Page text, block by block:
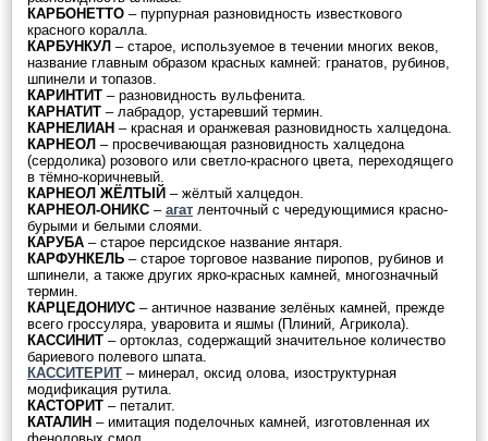
КАРБОНЕТТО – пурпурная разновидность известкового
красного коралла.
КАРБУНКУЛ – старое, используемое в течении многих веков,
название главным образом красных камней: гранатов, рубинов,
шпинели и топазов.
КАРИНТИТ – разновидность вульфенита.
КАРНАТИТ – лабрадор, устаревший термин.
КАРНЕЛИАН – красная и оранжевая разновидность халцедона.
КАРНЕОЛ – просвечивающая разновидность халцедона
(сердолика) розового или светло-красного цвета, переходящего
в тёмно-коричневый.
КАРНЕОЛ ЖЁЛТЫЙ – жёлтый халцедон.
КАРНЕОЛ-ОНИКС – агат ленточный с чередующимися красно-
бурыми и белыми слоями.
КАРУБА – старое персидское название янтаря.
КАРФУНКЕЛЬ – старое торговое название пиропов, рубинов и
шпинели, а также других ярко-красных камней, многозначный
термин.
КАРЦЕДОНИУС – античное название зелёных камней, прежде
всего гроссуляра, уваровита и яшмы (Плиний, Агрикола).
КАССИНИТ – ортоклаз, содержащий значительное количество
бариевого полевого шпата.
КАССИТЕРИТ – минерал, оксид олова, изоструктурная
модификация рутила.
КАСТОРИТ – петалит.
КАТАЛИН – имитация поделочных камней, изготовленная их